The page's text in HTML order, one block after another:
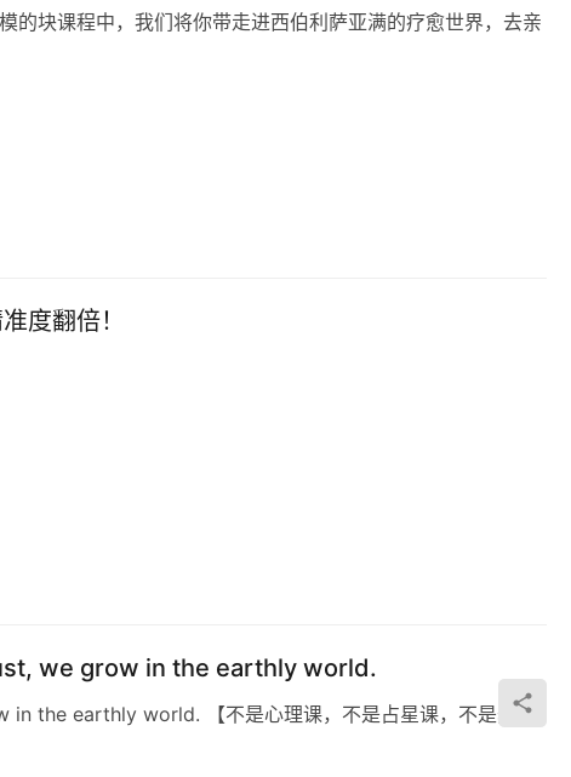
的块‬课程中，我们将你带‬走进西伯利萨亚‬满的疗愈世界，去亲
度翻倍！
we grow in the earthly world.
the earthly world. 【不是心理课，不是占星课，不是舞蹈